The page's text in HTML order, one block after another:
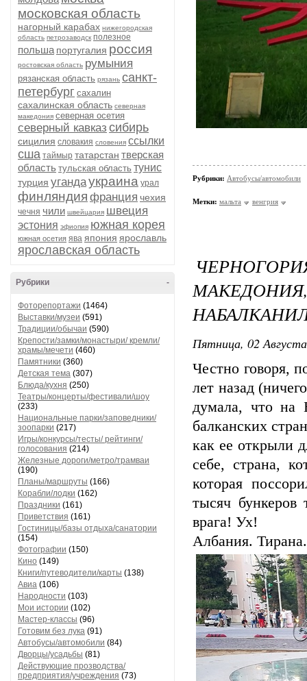
московская область
нагорный карабах нижегородская
область петрозаводск полезное
польша португалия россия
ростовская область румыния
рязанская область рязань санкт-
петербург сахалин
сахалинская область северная
македония северная осетия
северный кавказ сибирь
сицилия словакия словения ссылки
сша таймыр татарстан тверская
область тульская область тунис
турция угандаукраина урал
финляндия франция чехия
чечня чили швейцария швеция
эстония эфиопия южная корея
южная осетия ява япония ярославль
ярославская область
-
Рубрики
Фоторепортажи (1464)
Выставки/музеи (591)
Традиции/обычаи (590)
Крепости/замки/монастыри/ кремли/
храмы/мечети (460)
Памятники (360)
Детская тема (307)
Блюда/кухня (250)
Театры/концерты/фестивали/шоу
(233)
Национальные парки/заповедники/
зоопарки (217)
Игры/конкурсы/тесты/ рейтинги/
голосования (214)
Железные дороги/метро/трамваи
(190)
Планы/маршруты (166)
Корабли/лодки (162)
Праздники (161)
Приветствия (161)
Гостиницы/базы отдыха/санатории
(154)
Фотографии (150)
Кино (149)
Книги/путеводители/карты (138)
Авиа (106)
Народности (103)
Мои истории (102)
Мастер-классы (96)
Готовим без лука (91)
Автобусы/автомобили (84)
Дворцы/усадьбы (81)
Действующие прозводства/
предприятия/учреждения (73)
Рубрики: Автобусы/автомобили
Метки: мальта венгрия
Пятница, 02
Честно говоря,
лет назад
думала, что на
балканских
как ее открыли
себе, страна,
которая
тысяч бункеров
врага! Ух!
Албания. Тирана.